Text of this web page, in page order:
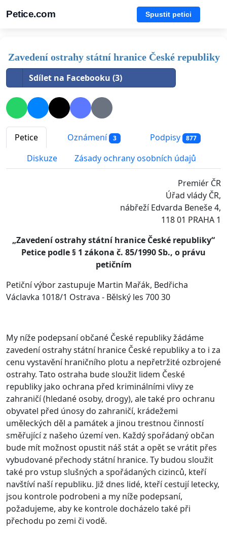
Petice.com Spustit petici
Zavedení ostrahy státní hranice České republiky
Sdílet na Facebooku (3)
Petice Oznámení 3 Podpisy 877
Diskuze Zásady ochrany osobních údajů
Premiér ČR
Úřad vlády ČR,
nábřeží Edvarda Beneše 4,
118 01 PRAHA 1
„Zavedení ostrahy státní hranice České republiky“
Petice podle § 1 zákona č. 85/1990 Sb., o právu
petičním
Petiční výbor zastupuje Martin Mařák, Bedřicha
Václavka 1018/1 Ostrava - Bělský les 700 30
My níže podepsaní občané České republiky žádáme
zavedení ostrahy státní hranice České republiky a to i za
cenu vystavění hraničního plotu a nepřetržité ozbrojené
ostrahy. Tato ostraha bude sloužit lidem České
republiky jako ochrana před kriminálními vlivy ze
zahraničí (hledané osoby, drogy), ale také pro ochranu
obyvatel před únosy do zahraničí, krádežemi
uměleckých děl a památek a jinou trestnou činností
směřující z našeho území ven. Každý spořádaný občan
bude mít možnost opustit náš stát a opět se vrátit přes
vybudované přechody státní hranice. Ty budou sloužit
také pro vstup slušných a spořádaných cizinců, kteří
navštíví naší republiku. Již dnes lidé, kteří cestují letecky,
jsou kontrole podrobeni a my níže podepsaní,
požadujeme, aby ke kontrole docházelo také při
přechodu po zemi či vodě.